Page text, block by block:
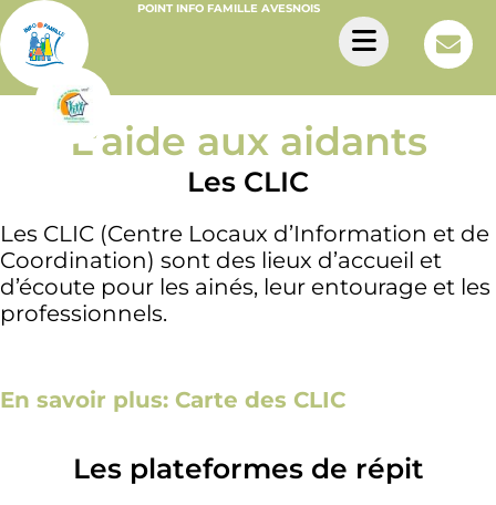
POINT INFO FAMILLE AVESNOIS
L’aide aux aidants
Les CLIC
Les CLIC (Centre Locaux d’Information et de
Coordination) sont des lieux d’accueil et
d’écoute pour les ainés, leur entourage et les
professionnels.
En savoir plus: Carte des CLIC
Les plateformes de répit